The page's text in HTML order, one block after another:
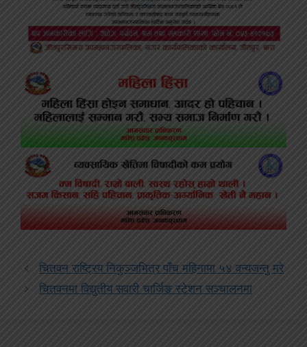
चितवन राष्ट्रिय निकुञ्जभित्र पाँच महिनामा ५४ वन्यजन्तु मरे
चितवनमा विद्युतीय सवारी चार्जिङ स्टेशन सञ्चालनमा